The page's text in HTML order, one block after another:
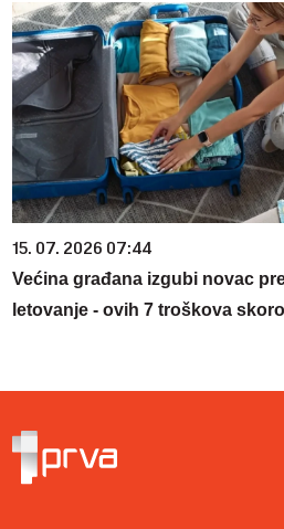
15. 07. 2026 07:44
Većina građana izgubi novac
letovanje - ovih 7 troškova